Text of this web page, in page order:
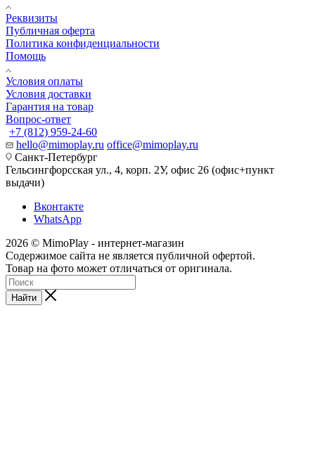
Реквизиты
Публичная оферта
Политика конфиденциальности
Помощь
Условия оплаты
Условия доставки
Гарантия на товар
Вопрос-ответ
+7 (812) 959-24-60
hello@mimoplay.ru office@mimoplay.ru
Санкт-Петербург
Гельсингфорсская ул., 4, корп. 2У, офис 26 (офис+пункт
выдачи)
Вконтакте
WhatsApp
2026 © MimoPlay - интернет-магазин
Содержимое сайта не является публичной офертой.
Товар на фото может отличаться от оригинала.
Найти